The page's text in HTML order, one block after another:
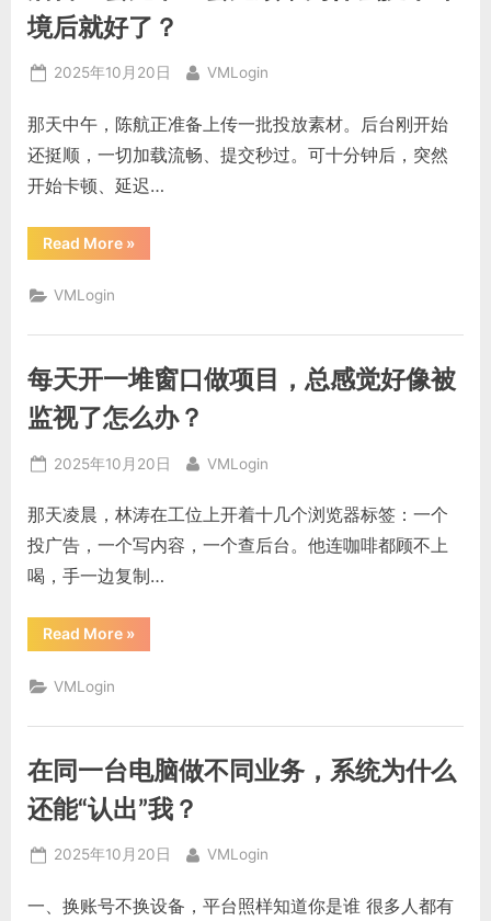
有
办
法
每
个
独
隔
吗？”
境后就好了？
Posted
2025年10月20日 By
VMLogin
那天中午，陈航正准备上传一批投放素材。后台刚开始
还挺顺，一切加载流畅、提交秒过。可十分钟后，突然
开始卡顿、延迟…
Read More“后
台
一
儿
顺，
什
么
个
环
后
就
好
了？”
»
VMLogin
每天开一堆窗口做项目，总感觉好像被
监视了怎么办？
Posted
2025年10月20日 By
VMLogin
那天凌晨，林涛在工位上开着十几个浏览器标签：一个
投广告，一个写内容，一个查后台。他连咖啡都顾不上
喝，手一边复制…
Read More“每
天
口
目，
总
感
觉
像
被
了
»
VMLogin
在同一台电脑做不同业务，系统为什么
还能“认出”我？
Posted
2025年10月20日 By
VMLogin
一、换账号不换设备，平台照样知道你是谁 很多人都有